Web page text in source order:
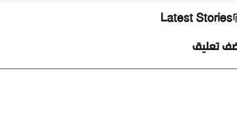
Latest Stories
تعليق